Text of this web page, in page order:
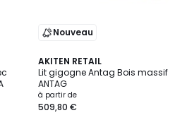
Nouveau
AKITEN RETAIL
Lit gigogne Antag Bois massif
ANTAG
à partir de
509,80 €